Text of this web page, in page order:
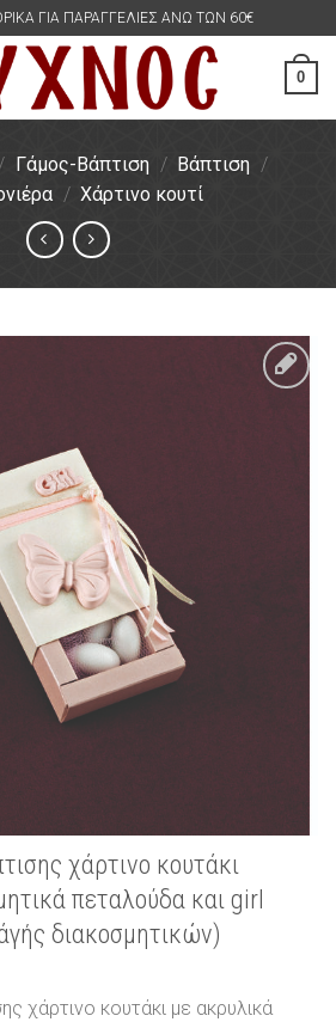
ΓΙΑ ΠΑΡΑΓΓΕΛΙΕΣ ΑΝΩ ΤΩΝ 60€
0
/ Γάμος-Βάπτιση / Βάπτιση /
/ Χάρτινο κουτί
χάρτινο κουτάκι
πεταλούδα και girl
διακοσμητικών)
χάρτινο κουτάκι με ακρυλικά